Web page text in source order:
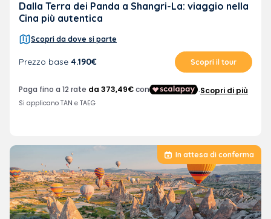
Dalla Terra dei Panda a Shangri-La: viaggio nella
Cina più autentica
Scopri da dove si parte
Prezzo base 4.190€ Scopri il tour
In attesa di conferma